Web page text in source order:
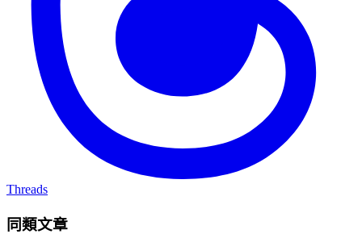
Threads
同類文章